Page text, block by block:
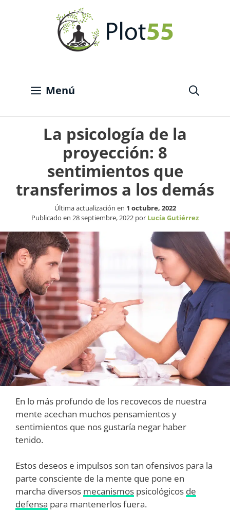
Menú
La psicología de la
proyección: 8
sentimientos que
transferimos a los demás
Última actualización en 1 octubre, 2022
Publicado en 28 septiembre, 2022 por Lucía Gutiérrez
En lo más profundo de los recovecos de nuestra
mente acechan muchos pensamientos y
sentimientos que nos gustaría negar haber
tenido.
Estos deseos e impulsos son tan ofensivos para la
parte consciente de la mente que pone en
marcha diversos mecanismos psicológicos de
defensa para mantenerlos fuera.